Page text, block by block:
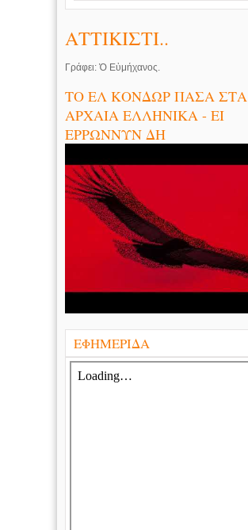
ΑΤΤΙΚΙΣΤΙ..
Γράφει: Ὁ Εὐμήχανος.
ΤΟ ΕΛ ΚΟΝΔΩΡ ΠΑΣΑ ΣΤΑ
ΑΡΧΑΙΑ ΕΛΛΗΝΙΚΑ - ΕΙ
ΕΡΡΩΝΝΥΝ ΔΗ
ΕΦΗΜΕΡΙΔΑ